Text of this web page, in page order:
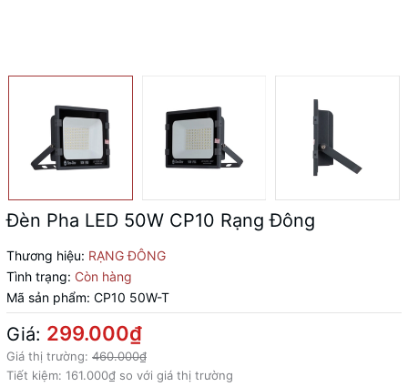
Đèn Pha LED 50W CP10 Rạng Đông
Thương hiệu: RẠNG ĐÔNG
Tình trạng: Còn hàng
Mã sản phẩm: CP10 50W-T
Giá: 299.000₫
Giá thị trường: 460.000₫
Tiết kiệm: 161.000₫ so với giá thị trường